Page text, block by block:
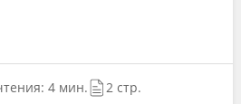
4 мин. 2 стр.